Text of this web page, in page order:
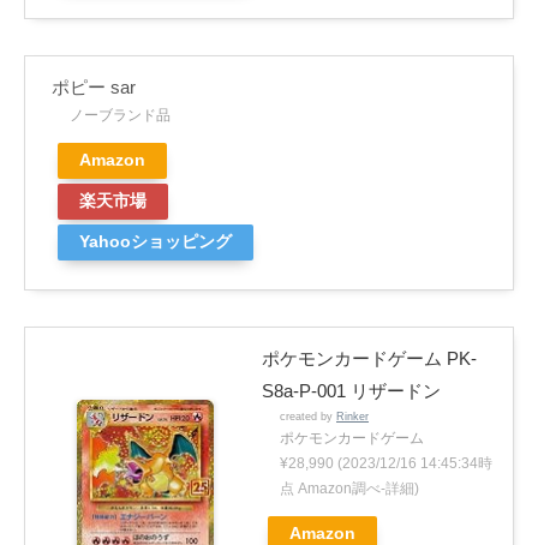
ポピー sar
ノーブランド品
Amazon
楽天市場
Yahooショッピング
ポケモンカードゲーム PK-
S8a-P-001 リザードン
created by Rinker
ポケモンカードゲーム
¥28,990 (2023/12/16 14:45:34時
点 Amazon調べ-詳細)
Amazon